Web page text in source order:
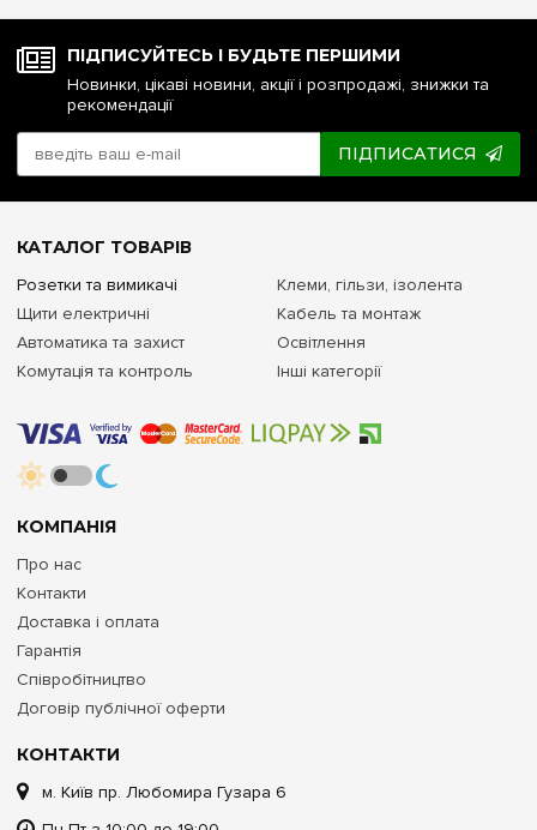
ПІДПИСУЙТЕСЬ І БУДЬТЕ ПЕРШИМИ
Новинки, цікаві новини, акції і розпродажі, знижки та
рекомендації
ПІДПИСАТИСЯ
КОНТАКТИ
м. Київ пр. Любомира Гузара 6
КОМПАНІЯ
Про нас
Контакти
Доставка і оплата
Гарантія
Співробітництво
Договір публічної оферти
КАТАЛОГ ТОВАРІВ
Розетки та вимикачі
Щити електричні
Автоматика та захист
Комутація та контроль
Клеми, гільзи, ізолента
Кабель та монтаж
Освітлення
Інші категорії